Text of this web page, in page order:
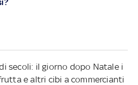
secoli: il giorno dopo Natale i
e altri cibi a commercianti